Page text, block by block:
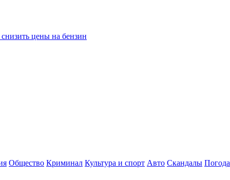
цены на бензин
Общество Криминал Культура и спорт Авто Скандалы Погода